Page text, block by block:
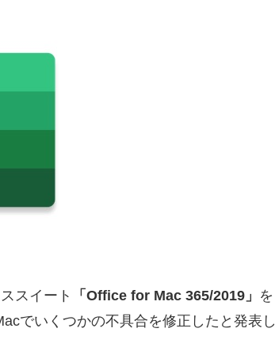
スイート 「Office for Mac 365/2019」 を
でいくつかの不具合を修正したと発表し